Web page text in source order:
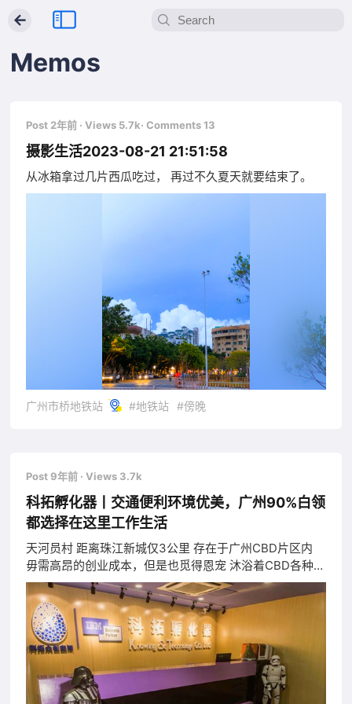
←
Memos
Post 2年前 · Views 5.7k· Comments 13
摄影生活2023-08-21 21:51:58
从冰箱拿过几片西瓜吃过， 再过不久夏天就要结束了。
广州市桥地铁站 #地铁站 #傍晚
Post 9年前 · Views 3.7k
科拓孵化器丨交通便利环境优美，广州90%白领
都选择在这里工作生活
天河员村 距离珠江新城仅3公里 存在于广州CBD片区内
毋需高昂的创业成本，但是也觅得恩宠 沐浴着CBD各种高
大上气质 无疑是许多创业者的创梦天涯 选择在这里生活
也不错 租金只需要珠江新城的一半 同样享受各种交通便
利 和各种星级购物中心的乐趣 而科拓孵化器 这个来头不
小的孵化器 扎根在员村 是无数创客梦想发芽、生长的地
方 科拓孵化器 来头不小？那要看看到底是什